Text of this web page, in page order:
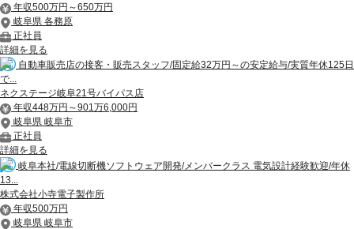
年収500万円～650万円
岐阜県 各務原
正社員
詳細を見る
自動車販売店の接客・販売スタッフ/固定給32万円～の安定給与/実質年休125日
で...
ネクステージ岐阜21号バイパス店
年収448万円～901万6,000円
岐阜県 岐阜市
正社員
詳細を見る
岐阜本社/電線切断機ソフトウェア開発/メンバークラス 電気設計経験歓迎/年休
13...
株式会社小寺電子製作所
年収500万円
岐阜県 岐阜市